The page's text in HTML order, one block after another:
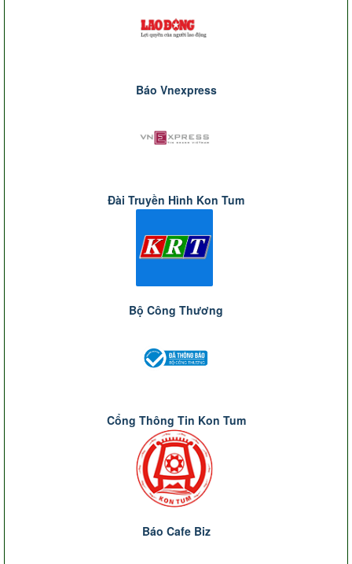
Báo Vnexpress
Đài Truyền Hình Kon Tum
Bộ Công Thương
Cổng Thông Tin Kon Tum
Báo Cafe Biz